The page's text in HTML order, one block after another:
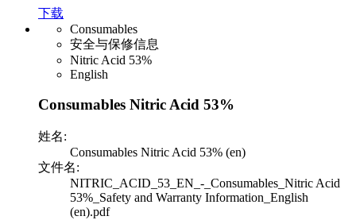
下载
Consumables
安全与保修信息
Nitric Acid 53%
English
Consumables Nitric Acid 53%
姓名:
Consumables Nitric Acid 53% (en)
文件名:
NITRIC_ACID_53_EN_-_Consumables_Nitric Acid
53%_Safety and Warranty Information_English
(en).pdf